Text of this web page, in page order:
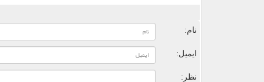
نام:
ایمیل:
نظر: